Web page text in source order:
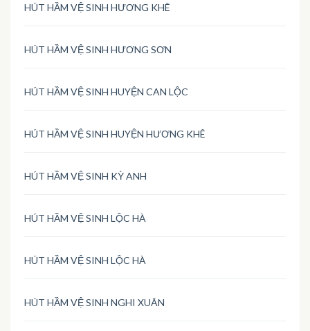
HÚT HẦM VỆ SINH HƯƠNG KHÊ
HÚT HẦM VỆ SINH HƯƠNG SƠN
HÚT HẦM VỆ SINH HUYỆN CAN LỘC
HÚT HẦM VỆ SINH HUYỆN HƯƠNG KHÊ
HÚT HẦM VỆ SINH KỲ ANH
HÚT HẦM VỆ SINH LỘC HÀ
HÚT HẦM VỆ SINH LỘC HÀ
HÚT HẦM VỆ SINH NGHI XUÂN